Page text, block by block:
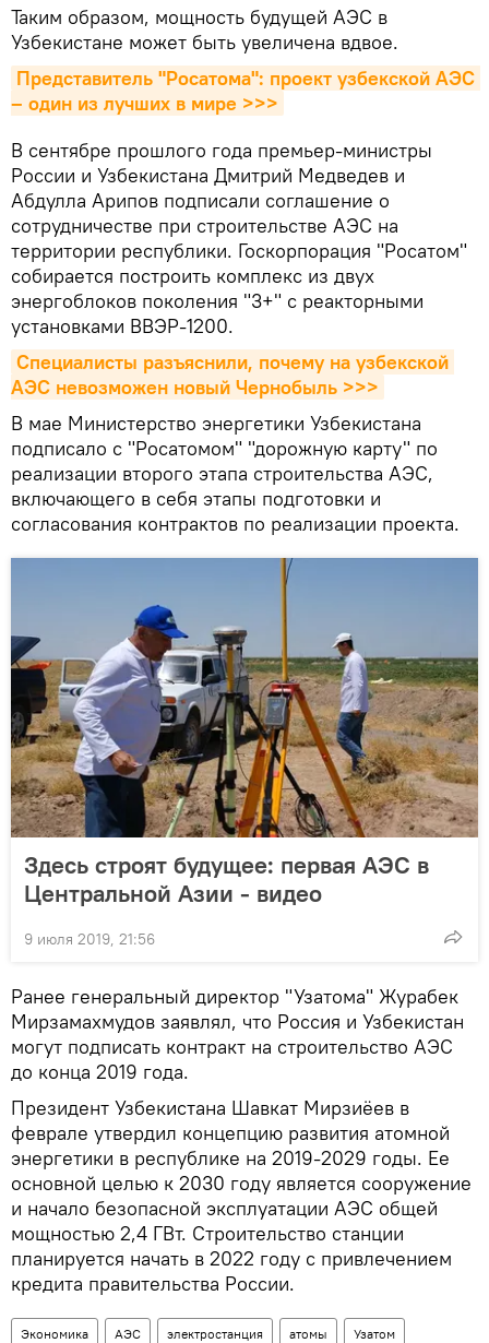
Таким образом, мощность будущей АЭС в
Узбекистане может быть увеличена вдвое.
Представитель "Росатома": проект узбекской АЭС
– один из лучших в мире >>>
В сентябре прошлого года премьер-министры
России и Узбекистана Дмитрий Медведев и
Абдулла Арипов подписали соглашение о
сотрудничестве при строительстве АЭС на
территории республики. Госкорпорация "Росатом"
собирается построить комплекс из двух
энергоблоков поколения "3+" с реакторными
установками ВВЭР-1200.
Специалисты разъяснили, почему на узбекской
АЭС невозможен новый Чернобыль >>>
В мае Министерство энергетики Узбекистана
подписало с "Росатомом" "дорожную карту" по
реализации второго этапа строительства АЭС,
включающего в себя этапы подготовки и
согласования контрактов по реализации проекта.
Здесь строят будущее: первая АЭС в
Центральной Азии - видео
9 июля 2019, 21:56
Ранее генеральный директор "Узатома" Журабек
Мирзамахмудов заявлял, что Россия и Узбекистан
могут подписать контракт на строительство АЭС
до конца 2019 года.
Президент Узбекистана Шавкат Мирзиёев в
феврале утвердил концепцию развития атомной
энергетики в республике на 2019-2029 годы. Ее
основной целью к 2030 году является сооружение
и начало безопасной эксплуатации АЭС общей
мощностью 2,4 ГВт. Строительство станции
планируется начать в 2022 году с привлечением
кредита правительства России.
Экономика АЭС электростанция атомы Узатом